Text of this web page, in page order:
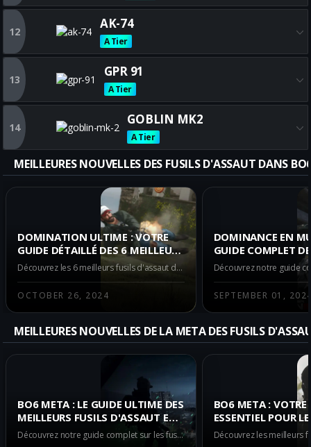
Obtenez toutes les
12
AK-74
A Tier
Obtenez toutes les
13
GPR 91
A Tier
Obtenez toutes les
14
GOBLIN MK2
A Tier
MEILLEURES NOUVELLES DES FUSILS D'ASSAUT DANS
DOMINATION ULTIME : VOTRE
GUIDE DÉTAILLÉ DES 6 MEILLEURS
FUSILS D'ASSAUT DANS BO6
Découvrez les 6 meilleurs fusils d'assaut dans le mode multijoueur de Black Ops 6 au lancement. Ce guide complet révèle les puissantes armes META comme le AS VAL et pourquoi elles sont essentielles pour dominer vos adversaires.
OCTOBER 26, 2024
DOMINANCE EN
GUIDE COMPLET
MEILLEURS FUSILS
DANS LA BETA DE
SEPTEMBER 01,
MEILLEURES NOUVELLES DE LA META DES FUSILS
BO6 META : LE GUIDE ULTIME DES
MEILLEURS FUSILS D'ASSAUT EN
MULTIJOUEUR AU LANCEMENT
Découvrez notre guide complet sur les fusils d'assaut META à utiliser en mode multijoueur dans Black Ops 6 au lancement pour maximiser vos chances de victoire.
BO6 META : VOTRE
ESSENTIEL POUR
FUSILS D'ASSAUT